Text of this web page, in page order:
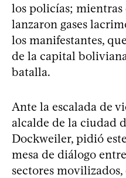
los policías;
lanzaron gases
los manifestantes,
de la capital
batalla.
Ante la escalada de
alcalde de la ciudad
Dockweiler, pidió
mesa de diálogo
sectores